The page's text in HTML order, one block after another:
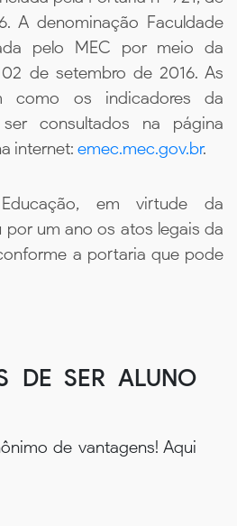
A denominação Faculdade
pelo MEC por meio da
de setembro de 2016. As
como os indicadores da
consultados na página
internet: emec.mec.gov.br.
em virtude da
por um ano os atos legais da
a portaria que pode
DE SER ALUNO
de vantagens! Aqui